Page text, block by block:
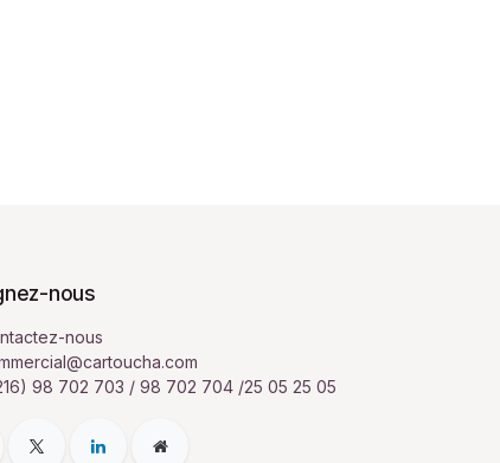
nous
nous
98 702 703 / 98 702 704 /25 05 25 05